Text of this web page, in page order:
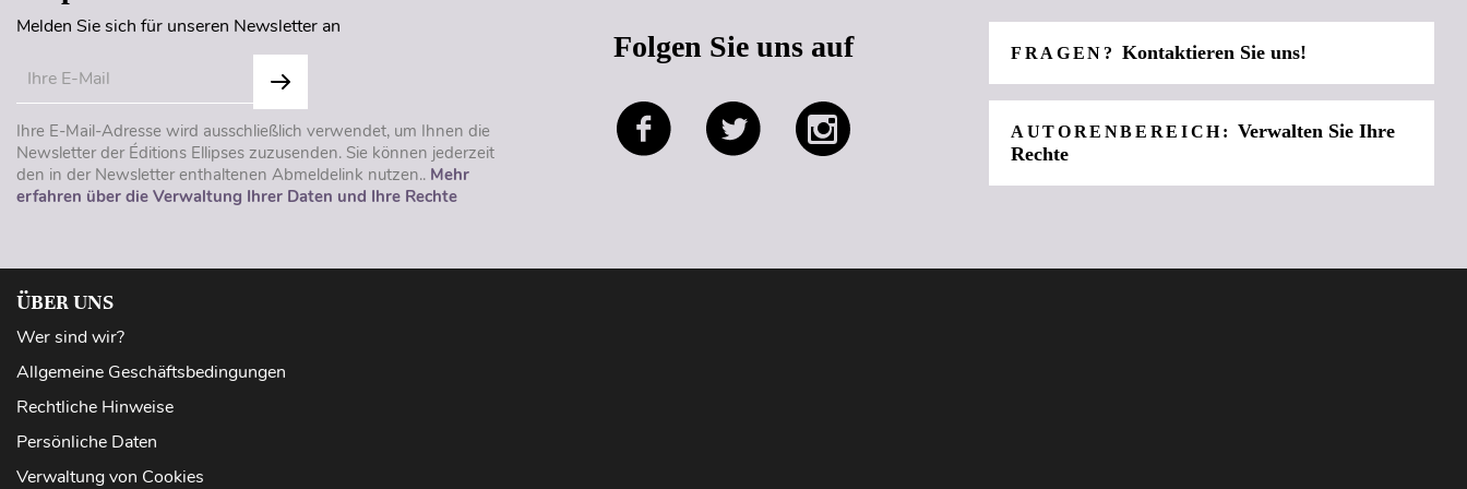
Melden Sie sich für unseren Newsletter an
Ihre E-Mail-Adresse wird ausschließlich verwendet, um Ihnen die
Newsletter der Éditions Ellipses zuzusenden. Sie können jederzeit
den in der Newsletter enthaltenen Abmeldelink nutzen.. Mehr
erfahren über die Verwaltung Ihrer Daten und Ihre Rechte
Folgen Sie uns auf FRAGEN?Kontaktieren Sie uns!
AUTORENBEREICH:Verwalten Sie Ihre
Rechte
ÜBER UNS
Wer sind wir?
Allgemeine Geschäftsbedingungen
Rechtliche Hinweise
Persönliche Daten
Verwaltung von Cookies